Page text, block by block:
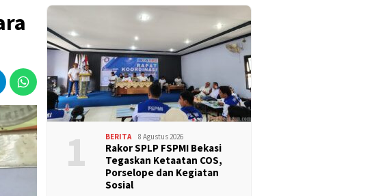
1 BERITA 8 Agustus 2026
Rakor SPLP FSPMI Bekasi
Tegaskan Ketaatan COS,
Porselope dan Kegiatan
Sosial